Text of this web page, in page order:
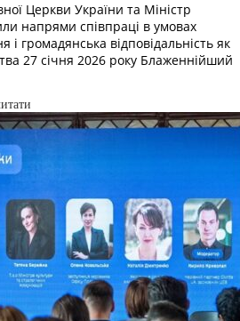
Церкви України та Міністр
напрями співпраці в умовах
і громадянська відповідальність як
27 січня 2026 року Блаженнійший